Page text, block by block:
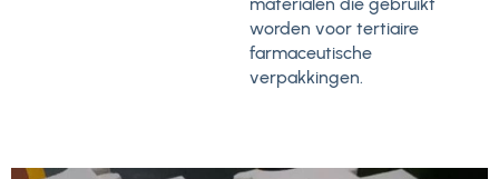
worden voor tertiaire
farmaceutische
verpakkingen.